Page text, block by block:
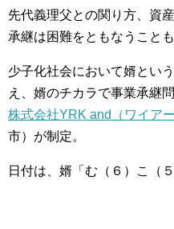
先代義理父との関り方、資
承継は困難をともなうことも
少子化社会において婿とい
え、婿のチカラで事業承継
株式会社YRK and（ワイア
市）が制定。
日付は、婿「む（６）こ（